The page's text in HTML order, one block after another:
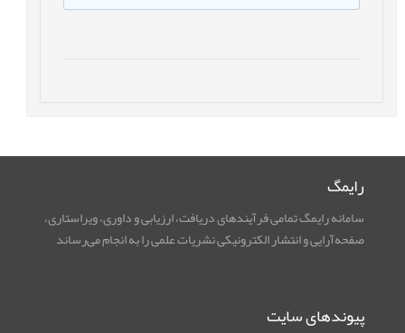
رایمگ
سامانه رایمگ تمامی فرآیندهای دریافت، ارزیابی و داوری، ویراستاری،
صفحه‌آرایی و انتشار الکترونیکی نشریات علمی را به انجام می‌رساند
پیوندهای سایت